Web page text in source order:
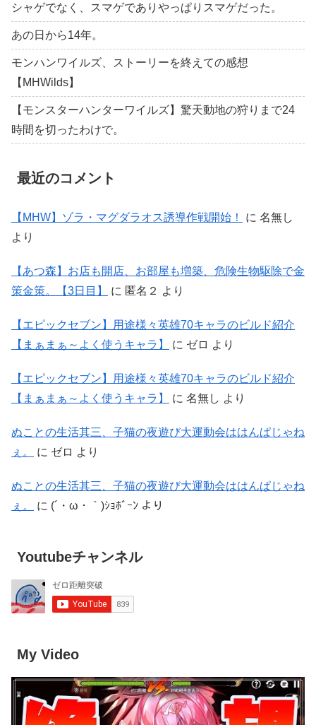
シャゲでなく、スマゲでありやっぱりスマゲだった。
あの日から14年。
モンハンワイルズ、ストーリーを終えての感想
【MHWilds】
【モンスターハンターワイルズ】驚天動地の狩りまで24
時間を切ったわけで。
最近のコメント
【MHW】ゾラ・マグダラオス誘導作戦開始！ に 名無し
より
【あつ森】お店も開店、お部屋も増築、危険生物駆除で金
策金策。【3日目】
に 匿名２ より
【エピックセブン】用途様々英雄70キャラのビルド紹介
【まぁまぁ～よく使うキャラ】
に ゼロ より
【エピックセブン】用途様々英雄70キャラのビルド紹介
【まぁまぁ～よく使うキャラ】
に 名無し より
ぬことの生活其三、子猫の夜遊び大運動会ははんぱじゃね
ぇ。
に ゼロ より
ぬことの生活其三、子猫の夜遊び大運動会ははんぱじゃね
ぇ。
に (´・ω・｀)ｼｮﾎﾞｰﾝ より
Youtubeチャンネル
My Video